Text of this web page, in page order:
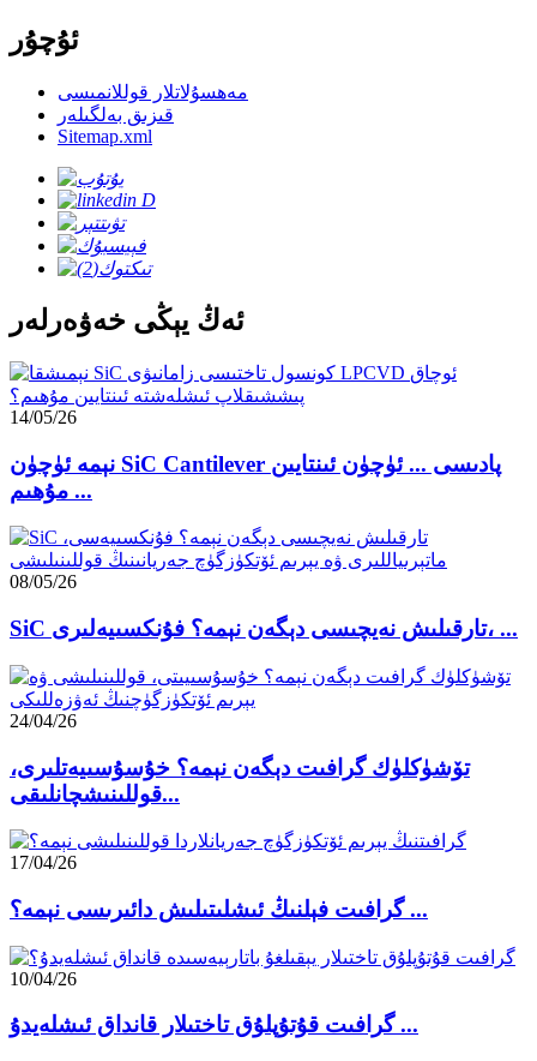
ئۇچۇر
مەھسۇلاتلار قوللانمىسى
قىزىق بەلگىلەر
Sitemap.xml
ئەڭ يېڭى خەۋەرلەر
14/05/26
نېمە ئۈچۈن SiC Cantilever پادىسى ... ئۈچۈن ئىنتايىن
مۇھىم ...
08/05/26
SiC تارقىلىش نەيچىسى دېگەن نېمە؟ فۇنكسىيەلىرى، ...
24/04/26
تۆشۈكلۈك گرافىت دېگەن نېمە؟ خۇسۇسىيەتلىرى،
قوللىنىشچانلىقى...
17/04/26
گرافىت فېلنىڭ ئىشلىتىلىش دائىرىسى نېمە؟ ...
10/04/26
گرافىت قۇتۇپلۇق تاختىلار قانداق ئىشلەيدۇ ...